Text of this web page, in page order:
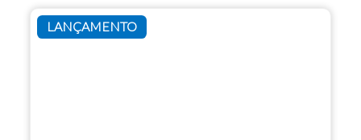
LANÇAMENTO